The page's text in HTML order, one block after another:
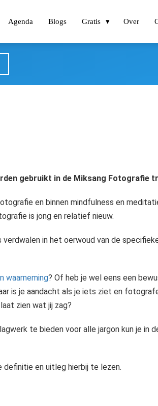
Agenda Blogs Gratis Over
gebruikt in de Miksang Fotografie
en binnen mindfulness en
is jong en relatief nieuw.
in het oerwoud van de
waarneming? Of heb je wel eens een
is je aandacht als je iets ziet en
zien wat jij zag?
te bieden voor alle jargon kun je in
definitie en uitleg hierbij te lezen.